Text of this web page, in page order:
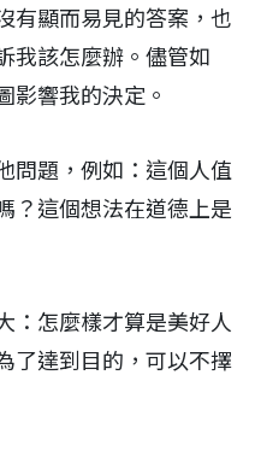
有顯而易見的答案，也
我該怎麼辦。儘管如
影響我的決定。
問題，例如：這個人值
？這個想法在道德上是
：怎麼樣才算是美好人
了達到目的，可以不擇